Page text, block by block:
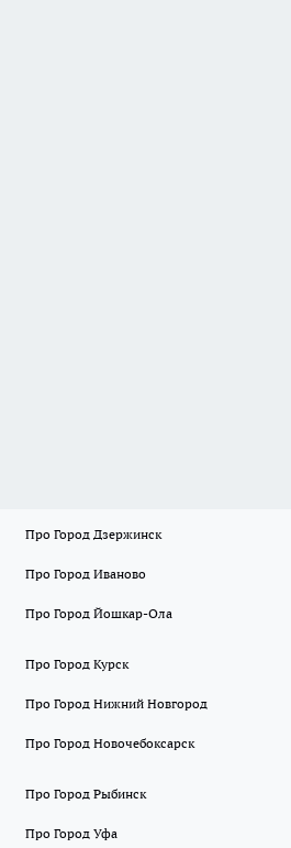
Про Город Дзержинск
Про Город Иваново
Про Город Йошкар-Ола
Про Город Курск
Про Город Нижний Новгород
Про Город Новочебоксарск
Про Город Рыбинск
Про Город Уфа